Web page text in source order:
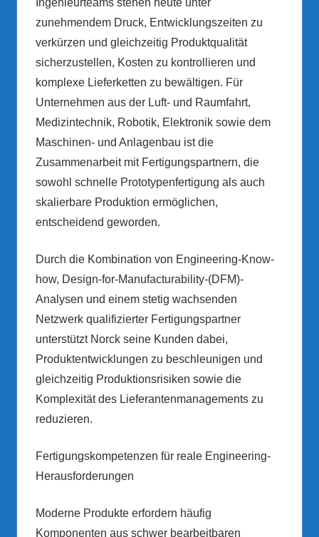
Ingenieurteams stehen heute unter
zunehmendem Druck, Entwicklungszeiten zu
verkürzen und gleichzeitig Produktqualität
sicherzustellen, Kosten zu kontrollieren und
komplexe Lieferketten zu bewältigen. Für
Unternehmen aus der Luft- und Raumfahrt,
Medizintechnik, Robotik, Elektronik sowie dem
Maschinen- und Anlagenbau ist die
Zusammenarbeit mit Fertigungspartnern, die
sowohl schnelle Prototypenfertigung als auch
skalierbare Produktion ermöglichen,
entscheidend geworden.
Durch die Kombination von Engineering-Know-
how, Design-for-Manufacturability-(DFM)-
Analysen und einem stetig wachsenden
Netzwerk qualifizierter Fertigungspartner
unterstützt Norck seine Kunden dabei,
Produktentwicklungen zu beschleunigen und
gleichzeitig Produktionsrisiken sowie die
Komplexität des Lieferantenmanagements zu
reduzieren.
Fertigungskompetenzen für reale Engineering-
Herausforderungen
Moderne Produkte erfordern häufig
Komponenten aus schwer bearbeitbaren